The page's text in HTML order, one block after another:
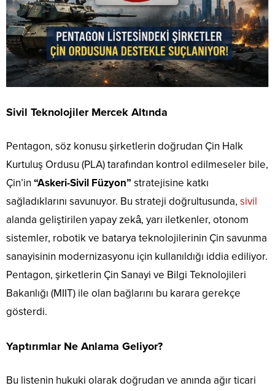
Sivil Teknolojiler Mercek Altında
Pentagon, söz konusu şirketlerin doğrudan Çin Halk
Kurtuluş Ordusu (PLA) tarafından kontrol edilmeseler bile,
Çin’in “Askeri-Sivil Füzyon” stratejisine katkı
sağladıklarını savunuyor. Bu strateji doğrultusunda, sivil
alanda geliştirilen yapay zekâ, yarı iletkenler, otonom
sistemler, robotik ve batarya teknolojilerinin Çin savunma
sanayisinin modernizasyonu için kullanıldığı iddia ediliyor.
Pentagon, şirketlerin Çin Sanayi ve Bilgi Teknolojileri
Bakanlığı (MIIT) ile olan bağlarını bu karara gerekçe
gösterdi.
Yaptırımlar Ne Anlama Geliyor?
Bu listenin hukuki olarak doğrudan ve anında ağır ticari